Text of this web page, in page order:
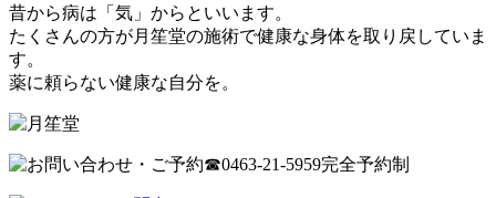
昔から病は「気」からといいます。
たくさんの方が月笙堂の施術で健康な身体を取り戻していま
す。
薬に頼らない健康な自分を。